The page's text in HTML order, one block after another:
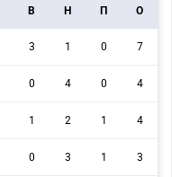
В Н П О
3 1 0 7
0 4 0 4
1 2 1 4
0 3 1 3